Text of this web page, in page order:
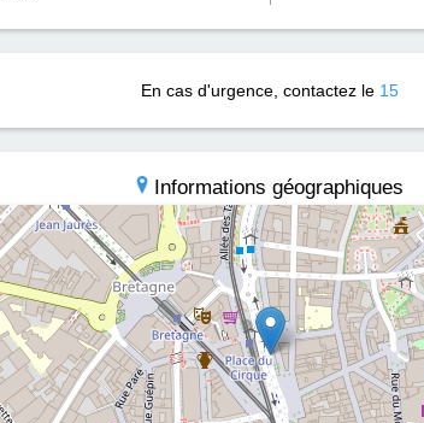
En cas d'urgence, contactez le 15
Informations géographiques